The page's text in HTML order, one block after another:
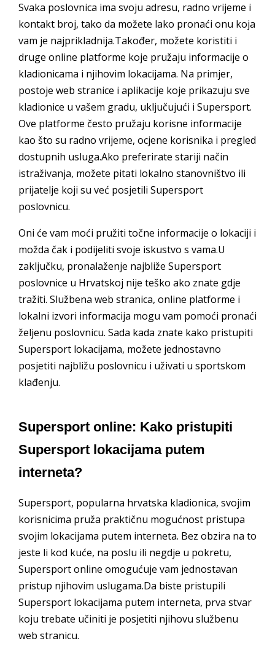
Svaka poslovnica ima svoju adresu, radno vrijeme i
kontakt broj, tako da možete lako pronaći onu koja
vam je najprikladnija.Također, možete koristiti i
druge online platforme koje pružaju informacije o
kladionicama i njihovim lokacijama. Na primjer,
postoje web stranice i aplikacije koje prikazuju sve
kladionice u vašem gradu, uključujući i Supersport.
Ove platforme često pružaju korisne informacije
kao što su radno vrijeme, ocjene korisnika i pregled
dostupnih usluga.Ako preferirate stariji način
istraživanja, možete pitati lokalno stanovništvo ili
prijatelje koji su već posjetili Supersport
poslovnicu.
Oni će vam moći pružiti točne informacije o lokaciji i
možda čak i podijeliti svoje iskustvo s vama.U
zaključku, pronalaženje najbliže Supersport
poslovnice u Hrvatskoj nije teško ako znate gdje
tražiti. Službena web stranica, online platforme i
lokalni izvori informacija mogu vam pomoći pronaći
željenu poslovnicu. Sada kada znate kako pristupiti
Supersport lokacijama, možete jednostavno
posjetiti najbližu poslovnicu i uživati u sportskom
klađenju.
Supersport online: Kako pristupiti
Supersport lokacijama putem
interneta?
Supersport, popularna hrvatska kladionica, svojim
korisnicima pruža praktičnu mogućnost pristupa
svojim lokacijama putem interneta. Bez obzira na to
jeste li kod kuće, na poslu ili negdje u pokretu,
Supersport online omogućuje vam jednostavan
pristup njihovim uslugama.Da biste pristupili
Supersport lokacijama putem interneta, prva stvar
koju trebate učiniti je posjetiti njihovu službenu
web stranicu.